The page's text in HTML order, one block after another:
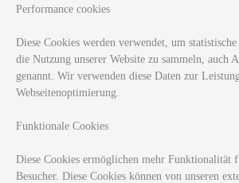
Performance cookies
Diese Cookies werden verwendet, um
die Nutzung unserer Website zu sammeln, auch
genannt. Wir verwenden diese Daten zur
Webseitenoptimierung.
Funktionale Cookies
Diese Cookies ermöglichen mehr Funktionalität
Besucher. Diese Cookies können von unseren